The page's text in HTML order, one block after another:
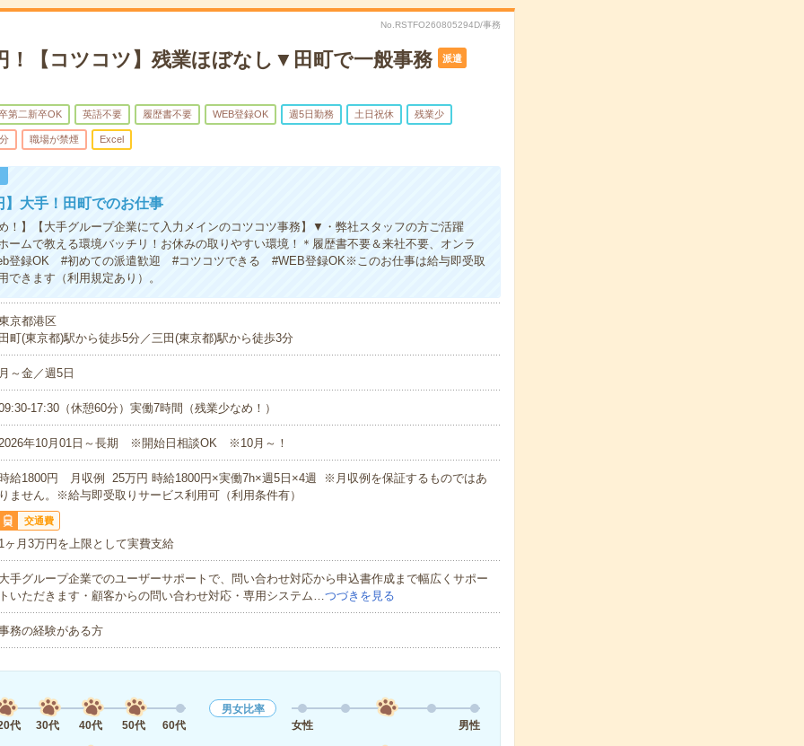
No.RSTFO260805294D/事務
！【コツコツ】残業ほぼなし▼田町で一般事務 派遣
第二新卒OK 英語不要 履歴書不要 WEB登録OK 週5日勤務 土日祝休 残業少
職場が禁煙 Excel
】大手！田町でのお仕事
！】【大手グループ企業にて入力メインのコツコツ事務】▼・弊社スタッフの方ご活躍
ームで教える環境バッチリ！お休みの取りやすい環境！＊履歴書不要＆来社不要、オンラ
登録OK #初めての派遣歓迎 #コツコツできる #WEB登録OK※このお仕事は給与即受取
できます（利用規定あり）。
京都港区
町(東京都)駅から徒歩5分／三田(東京都)駅から徒歩3分
～金／週5日
17:30（休憩60分）実働7時間（残業少なめ！）
年10月01日～長期 ※開始日相談OK ※10月～！
給1800円 月収例 25万円 時給1800円×実働7h×週5日×4週 ※月収例を保証するものではあ
ません。※給与即受取りサービス利用可（利用条件有）
交通費
ヶ月3万円を上限として実費支給
手グループ企業でのユーザーサポートで、問い合わせ対応から申込書作成まで幅広くサポー
いただきます・顧客からの問い合わせ対応・専用システム…つづきを見る
務の経験がある方
代 30代 40代 50代 60代
男女比率
女性
男性